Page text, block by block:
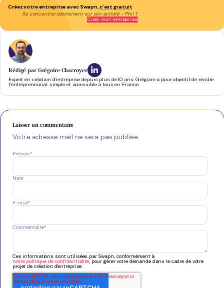
Créez votre entreprise avec Swapn,c’est gratuit
Se concentrer pleinement sur son activité - Phil T.
Créer mon entreprise
Rédigé par Grégoire Charroyer
Expert en création d’entreprise depuis plus de 10 ans. Grégoire a pour objectif de rendre
l’entrepreneuriat simple et accessible à tous en France.
Laisser un commentaire
Votre adresse mail ne sera pas publiée.
Prénom*
Nom
E-mail*
Commentaire*
Ces informations sont utilisées par Swapn, conformément à
notre politique de confidentialité, pour gérer votre demande dans le cadre de votre
projet de création d'entreprise.